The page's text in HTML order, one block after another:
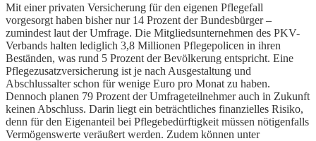
Mit einer privaten Versicherung für den eigenen Pflegefall
vorgesorgt haben bisher nur 14 Prozent der Bundesbürger –
zumindest laut der Umfrage. Die Mitgliedsunternehmen des PKV-
Verbands halten lediglich 3,8 Millionen Pflegepolicen in ihren
Beständen, was rund 5 Prozent der Bevölkerung entspricht. Eine
Pflegezusatzversicherung ist je nach Ausgestaltung und
Abschlussalter schon für wenige Euro pro Monat zu haben.
Dennoch planen 79 Prozent der Umfrageteilnehmer auch in Zukunft
keinen Abschluss. Darin liegt ein beträchtliches finanzielles Risiko,
denn für den Eigenanteil bei Pflegebedürftigkeit müssen nötigenfalls
Vermögenswerte veräußert werden. Zudem können unter